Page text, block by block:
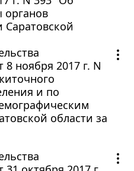
органов
Саратовской
8 ноября 2017 г. N
и по
области за